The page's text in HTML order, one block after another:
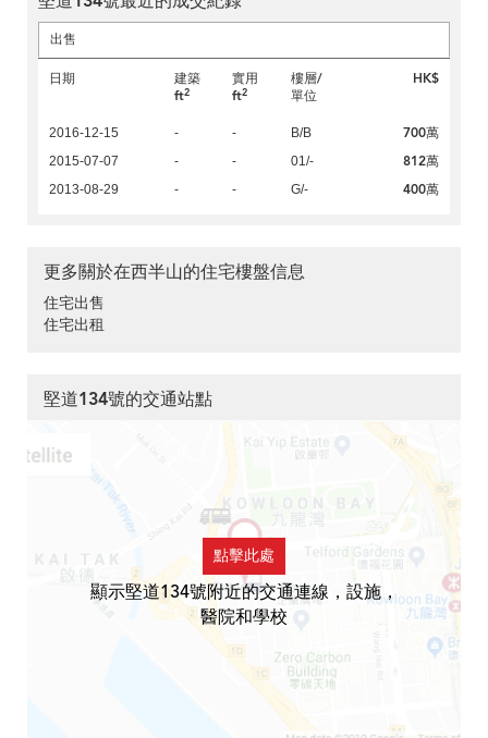
出售
日期
建築
ft2
實用
ft2
樓層/
單位
HK$
2016-12-15 - - B/B 700萬
2015-07-07 - - 01/- 812萬
2013-08-29 - - G/- 400萬
更多關於在西半山的住宅樓盤信息
住宅出售
住宅出租
堅道134號的交通站點
點擊此處
顯示堅道134號附近的交通連線，設施，
醫院和學校